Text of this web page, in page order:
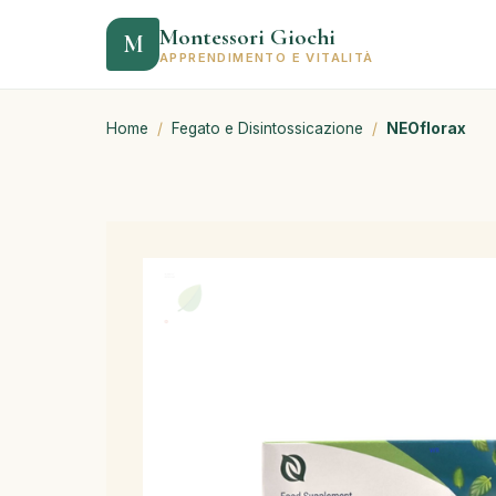
M Montessori Giochi
APPRENDIMENTO E VITALITÀ
Home / Fegato e Disintossicazione / NEOflorax